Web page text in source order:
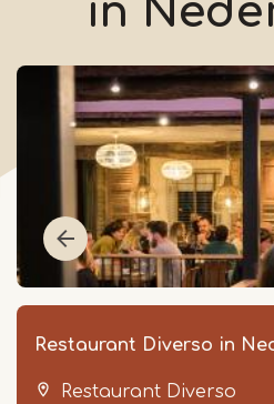
in
Restaurant Diverso in
Restaurant Diverso